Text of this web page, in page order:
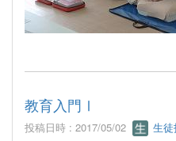
教育入門Ⅰ
投稿日時 : 2017/05/02 生